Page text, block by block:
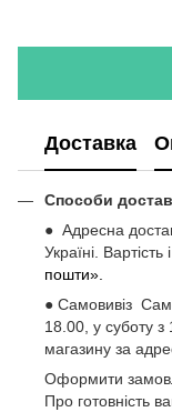
Доставка
Способи
● Адресна
Україні.
пошти».
● Самовивіз
18.00, у суботу
магазину за
Оформити
Про готовність